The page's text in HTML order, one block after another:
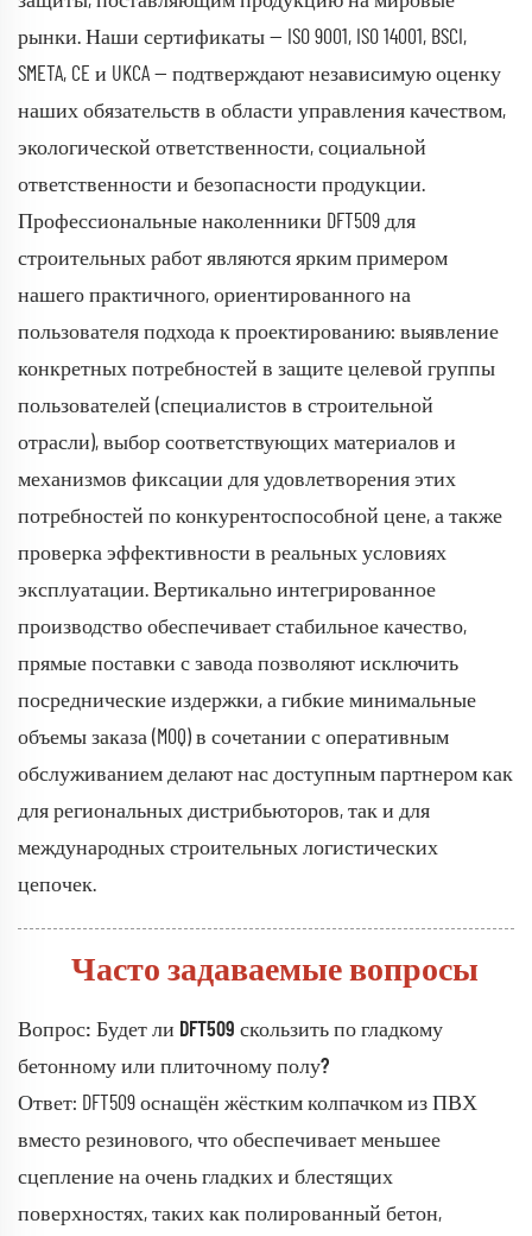
рынки. Наши сертификаты — ISO 9001, ISO 14001, BSCI,
SMETA, CE и UKCA — подтверждают независимую оценку
наших обязательств в области управления качеством,
экологической ответственности, социальной
ответственности и безопасности продукции.
Профессиональные наколенники DFT509 для
строительных работ являются ярким примером
нашего практичного, ориентированного на
пользователя подхода к проектированию: выявление
конкретных потребностей в защите целевой группы
пользователей (специалистов в строительной
отрасли), выбор соответствующих материалов и
механизмов фиксации для удовлетворения этих
потребностей по конкурентоспособной цене, а также
проверка эффективности в реальных условиях
эксплуатации. Вертикально интегрированное
производство обеспечивает стабильное качество,
прямые поставки с завода позволяют исключить
посреднические издержки, а гибкие минимальные
объемы заказа (MOQ) в сочетании с оперативным
обслуживанием делают нас доступным партнером как
для региональных дистрибьюторов, так и для
международных строительных логистических
цепочек.
Часто задаваемые вопросы
Вопрос: Будет ли DFT509 скользить по гладкому
бетонному или плиточному полу?
Ответ: DFT509 оснащён жёстким колпачком из ПВХ
вместо резинового, что обеспечивает меньшее
сцепление на очень гладких и блестящих
поверхностях, таких как полированный бетон,